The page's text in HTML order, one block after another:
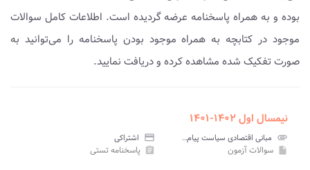
بوده و به همراه پاسخنامه عرضه گردیده است. اطلاعات کامل سوالات
موجود در کتابچه به همراه موجود بودن پاسخنامه را می‌توانید به
صورت تفکیک شده مشاهده کرده و دریافت نمایید.
نیمسال اول ۱۴۰۲-۱۴۰۱
attachment مبانی اقتصادی سیاست پیام نور credit_card اشتراکی
insert_drive_file سوالات آزمون assignment پاسخنامه تستی